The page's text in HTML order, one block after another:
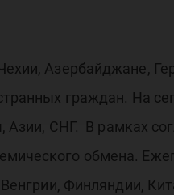
Азербайджане,
граждан. На
Азии, СНГ. В рамках
обмена.
Финляндии,